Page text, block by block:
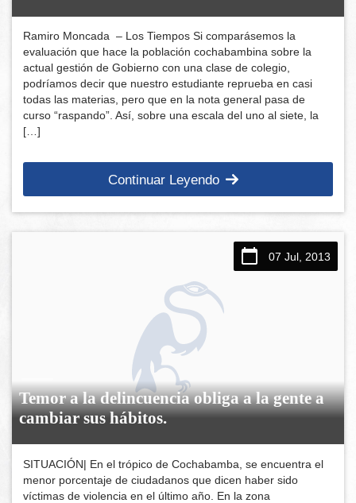
Ramiro Moncada – Los Tiempos Si comparásemos la
evaluación que hace la población cochabambina sobre la
actual gestión de Gobierno con una clase de colegio,
podríamos decir que nuestro estudiante reprueba en casi
todas las materias, pero que en la nota general pasa de
curso “raspando”. Así, sobre una escala del uno al siete, la
[…]
Continuar Leyendo
07 Jul, 2013
Temor a la delincuencia obliga a la gente a
cambiar sus hábitos.
SITUACIÓN| En el trópico de Cochabamba, se encuentra el
menor porcentaje de ciudadanos que dicen haber sido
víctimas de violencia en el último año. En la zona